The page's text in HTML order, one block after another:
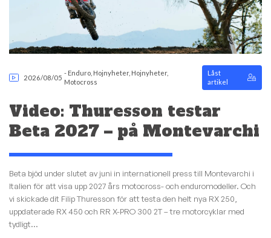
2026/08/05
- Enduro Hojnyheter, Hojnyheter,
Motocross
Låst
artikel
Video: Thuresson testar
Beta 2027 – på Montevarchi
Beta bjöd under slutet av juni in internationell press till Montevarchi i
Italien för att visa upp 2027 års motocross- och enduromodeller. Och
vi skickade dit Filip Thuresson för att testa den helt nya RX 250,
uppdaterade RX 450 och RR X-PRO 300 2T – tre motorcyklar med
tydligt...